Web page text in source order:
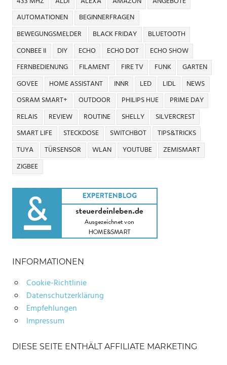
AUTOMATIONEN
BEGINNERFRAGEN
BEWEGUNGSMELDER
BLACK FRIDAY
BLUETOOTH
CONBEE II
DIY ECHO ECHO DOT
ECHO SHOW
FERNBEDIENUNG
FILAMENT FIRE TV FUNK
GARTEN
GOVEE
HOME ASSISTANT INNR LED LIDL
NEWS
OSRAM SMART+
OUTDOOR PHILIPS HUE
PRIME DAY
RELAIS
REVIEW ROUTINE SHELLY
SILVERCREST
SMART LIFE
STECKDOSE SWITCHBOT
TIPS&TRICKS
TUYA
TÜRSENSOR WLAN YOUTUBE
ZEMISMART
ZIGBEE
INFORMATIONEN
Cookie-Richtlinie
Datenschutzerklärung
Empfehlungen
Impressum
DIESE SEITE ENTHÄLT AFFILIATE MARKETING